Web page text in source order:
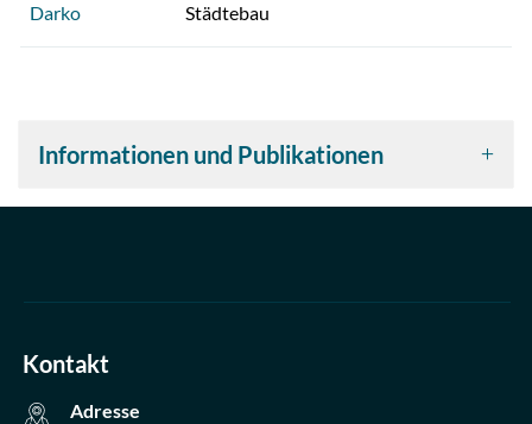
Darko
Städtebau
Informationen und Publikationen
Kontakt
Adresse